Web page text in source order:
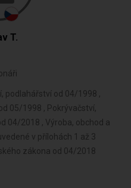
T.
podlahářství od 04/1998 ,
05/1998 , Pokrývačství,
04/2018 , Výroba, obchod a
v přílohách 1 až 3
zákona od 04/2018